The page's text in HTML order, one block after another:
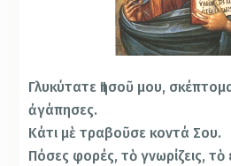
Γλυκύτατε Ἰησοῦ μου,
ἀγάπησες.
Κάτι μὲ τραβοῦσε κοντά Σου.
Πόσες φορές, τὸ γνωρίζεις,